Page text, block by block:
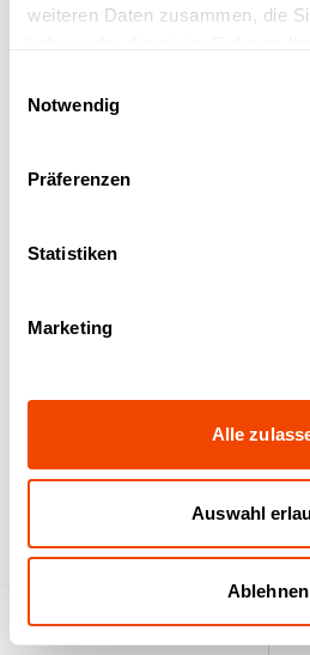
weiteren Daten zusammen, die
Notwendig
Präferenzen
Statistiken
Marketing
Alle
Auswahl
Ablehnen
STW 3-Fächer beheizt
STW 3-
Fächer
Produktsuche